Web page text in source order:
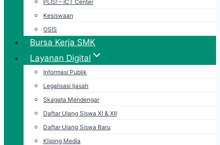
PLIS! – ICT Center
Kesiswaan
OSIS
Bursa Kerja SMK
Layanan Digital
Informasi Publik
Legalisasi Ijasah
Skagata Mendengar
Daftar Ulang Siswa XI & XII
Daftar Ulang Siswa Baru
Kliping Media